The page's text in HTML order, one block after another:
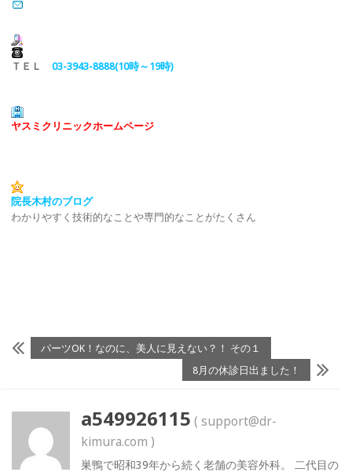
ＴＥＬ 03-3943-8888(10時～19時)
ヤスミクリニックホームページ
院長木村のブログ
わかりやすく技術的なことや専門的なことがたくさん
パーツOK！なのに、美人に見えない？！ その１
8月の休診日出ました！
a549926115 ( support@dr-
kimura.com )
巣鴨で昭和39年から続く老舗の美容外科。 二代目の